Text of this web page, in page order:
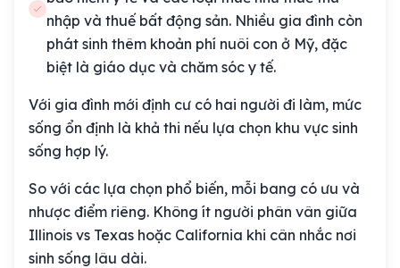
nhập và thuế bất động sản. Nhiều gia đình còn
phát sinh thêm khoản phí nuôi con ở Mỹ, đặc
biệt là giáo dục và chăm sóc y tế.
Với gia đình mới định cư có hai người đi làm, mức
sống ổn định là khả thi nếu lựa chọn khu vực sinh
sống hợp lý.
So với các lựa chọn phổ biến, mỗi bang có ưu và
nhược điểm riêng. Không ít người phân vân giữa
Illinois vs Texas hoặc California khi cân nhắc nơi
sinh sống lâu dài.